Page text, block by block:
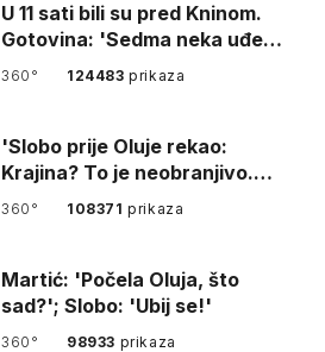
U 11 sati bili su pred Kninom.
Gotovina: 'Sedma neka uđe,
4. gardijska neka g…
360° 124483prikaza
'Slobo prije Oluje rekao:
Krajina? To je neobranjivo.
Tuđmana zvao Krivousti'
360° 108371prikaza
Martić: 'Počela Oluja, što
sad?'; Slobo: 'Ubij se!'
360° 98933 prikaza